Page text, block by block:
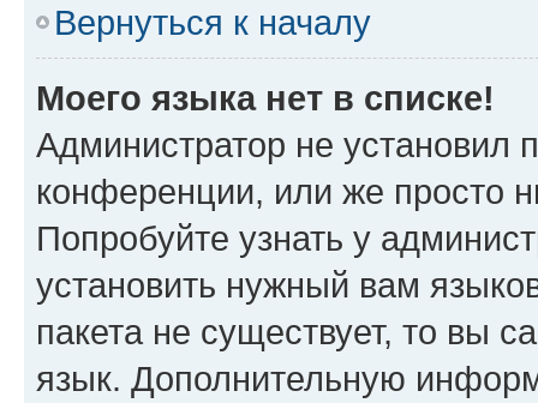
Вернуться к началу
Моего языка нет в списке!
Администратор не установил
конференции, или же просто
Попробуйте узнать у
установить нужный вам
пакета не существует, то вы
язык. Дополнительную